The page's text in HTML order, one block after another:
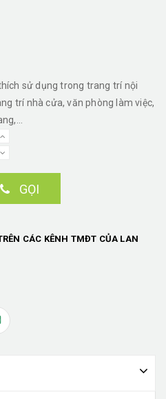
sử dụng trong trang trí nội
trí nhà cửa, văn phòng làm việc,
GỌI
CÁC KÊNH TMĐT CỦA LAN